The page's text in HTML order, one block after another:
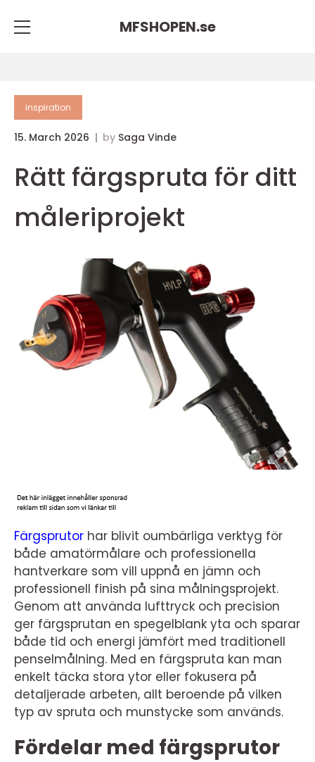
MFSHOPEN.se
inspiration
15. March 2026 by Saga Vinde
Rätt färgspruta för ditt
måleriprojekt
Färgsprutor har blivit oumbärliga verktyg för
både amatörmålare och professionella
hantverkare som vill uppnå en jämn och
professionell finish på sina målningsprojekt.
Genom att använda lufttryck och precision
ger färgsprutan en spegelblank yta och sparar
både tid och energi jämfört med traditionell
penselmålning. Med en färgspruta kan man
enkelt täcka stora ytor eller fokusera på
detaljerade arbeten, allt beroende på vilken
typ av spruta och munstycke som används.
Fördelar med färgsprutor